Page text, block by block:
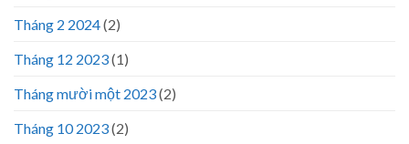
Tháng 2 2024(2)
Tháng 12 2023(1)
Tháng mười một 2023(2)
Tháng 10 2023(2)